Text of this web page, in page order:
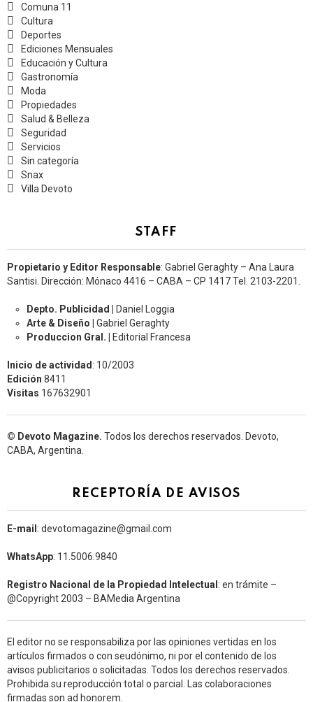
Comuna 11
Cultura
Deportes
Ediciones Mensuales
Educación y Cultura
Gastronomía
Moda
Propiedades
Salud & Belleza
Seguridad
Servicios
Sin categoría
Snax
Villa Devoto
STAFF
Propietario y Editor Responsable: Gabriel Geraghty – Ana Laura
Santisi. Dirección: Mónaco 4416 – CABA – CP 1417Tel. 2103-2201.
Depto. Publicidad |
Daniel Loggia
Arte & Diseño | Gabriel Geraghty
Produccion Gral. |
Editorial Francesa
Inicio de actividad : 10/2003
Edición 8411
Visitas 167632901
© Devoto Magazine. Todos los derechos reservados. Devoto,
CABA, Argentina.
RECEPTORÍA DE AVISOS
E-mail : devotomagazine@gmail.com
WhatsApp: 11.5006.9840
Registro Nacional de la Propiedad Intelectual : en trámite –
@Copyright 2003 – BAMedia Argentina
El editor no se responsabiliza por las opiniones vertidas en los
artículos firmados o con seudónimo, ni por el contenido de los
avisos publicitarios o solicitadas. Todos los derechos reservados.
Prohibida su reproducción total o parcial. Las colaboraciones
firmadas son ad honorem.